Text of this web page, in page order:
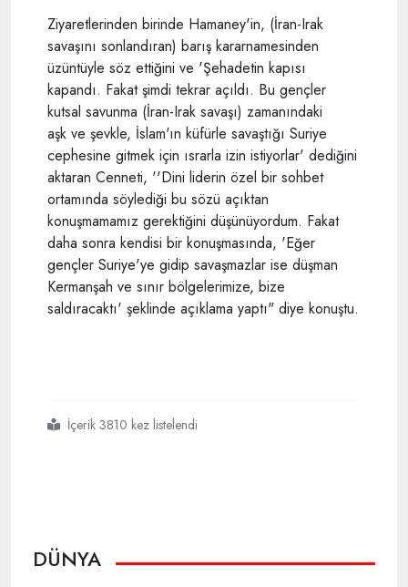
Ziyaretlerinden birinde Hamaney'in, (İran-Irak
savaşını sonlandıran) barış kararnamesinden
üzüntüyle söz ettiğini ve 'Şehadetin kapısı
kapandı. Fakat şimdi tekrar açıldı. Bu gençler
kutsal savunma (İran-Irak savaşı) zamanındaki
aşk ve şevkle, İslam'ın küfürle savaştığı Suriye
cephesine gitmek için ısrarla izin istiyorlar' dediğini
aktaran Cenneti, ''Dini liderin özel bir sohbet
ortamında söylediği bu sözü açıktan
konuşmamamız gerektiğini düşünüyordum. Fakat
daha sonra kendisi bir konuşmasında, 'Eğer
gençler Suriye'ye gidip savaşmazlar ise düşman
Kermanşah ve sınır bölgelerimize, bize
saldıracaktı' şeklinde açıklama yaptı" diye konuştu.
#iran
#hamaney
İçerik 3810 kez listelendi
DÜNYA